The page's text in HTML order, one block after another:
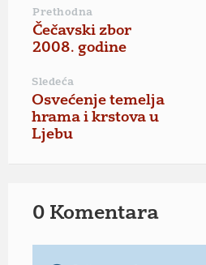
Prethodna
Čečavski zbor
2008. godine
Sledeća
Osvećenje temelja
hrama i krstova u
Ljebu
0 Komentara